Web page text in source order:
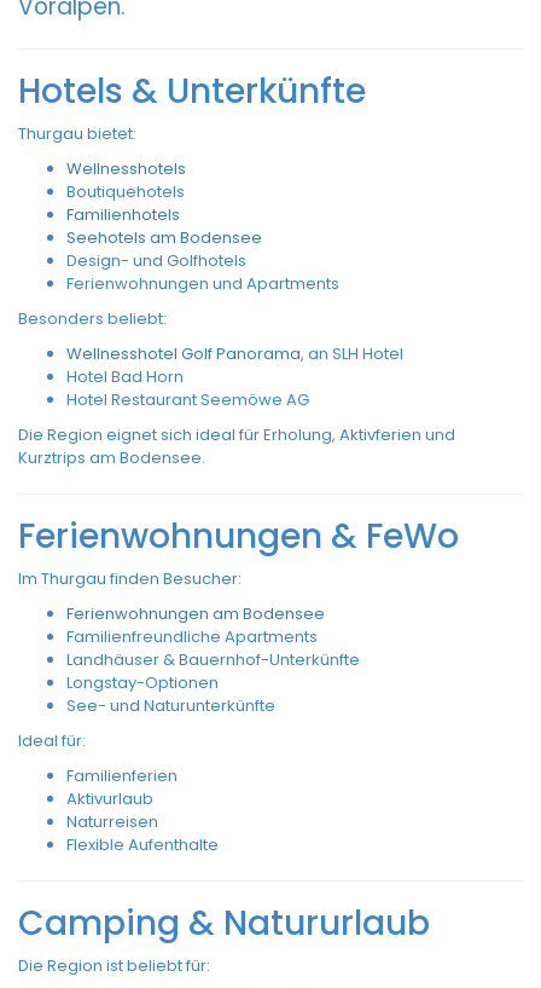
Voralpen.
Hotels & Unterkünfte
Thurgau bietet:
Wellnesshotels
Boutiquehotels
Familienhotels
Seehotels am Bodensee
Design- und Golfhotels
Ferienwohnungen und Apartments
Besonders beliebt:
Wellnesshotel Golf Panorama, an SLH Hotel
Hotel Bad Horn
Hotel Restaurant Seemöwe AG
Die Region eignet sich ideal für Erholung, Aktivferien und
Kurztrips am Bodensee.
Ferienwohnungen & FeWo
Im Thurgau finden Besucher:
Ferienwohnungen am Bodensee
Familienfreundliche Apartments
Landhäuser & Bauernhof-Unterkünfte
Longstay-Optionen
See- und Naturunterkünfte
Ideal für:
Familienferien
Aktivurlaub
Naturreisen
Flexible Aufenthalte
Camping & Natururlaub
Die Region ist beliebt für: